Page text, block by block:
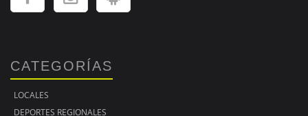
CATEGORÍAS
LOCALES
DEPORTES REGIONALES